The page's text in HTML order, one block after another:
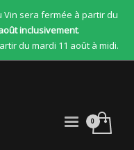
Vin sera fermée à partir du
inclusivement.
du mardi 11 août à midi.